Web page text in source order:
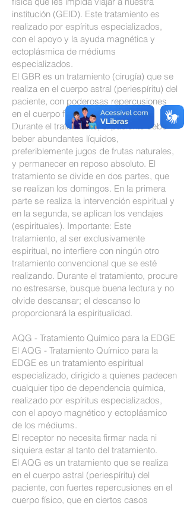
institución (GEID). Este tratamiento es
realizado por espíritus especializados,
con el apoyo y la ayuda magnética y
ectoplásmica de médiums
especializados.
El GBR es un tratamiento (cirugía) que se
realiza en el cuerpo astral (periespíritu) del
paciente, con poderosas repercusiones
en el cuerpo físico.
Durante el tratamiento, el paciente debe
beber abundantes líquidos,
preferiblemente jugos de frutas naturales,
y permanecer en reposo absoluto. El
tratamiento se divide en dos partes, que
se realizan los domingos. En la primera
parte se realiza la intervención espiritual y
en la segunda, se aplican los vendajes
(espirituales). Importante: Este
tratamiento, al ser exclusivamente
espiritual, no interfiere con ningún otro
tratamiento convencional que se esté
realizando. Durante el tratamiento, procure
no estresarse, busque buena lectura y no
olvide descansar; el descanso lo
proporcionará la espiritualidad.
AQG - Tratamiento Químico para la EDGE
El AQG - Tratamiento Químico para la
EDGE es un tratamiento espiritual
especializado, dirigido a quienes padecen
cualquier tipo de dependencia química,
realizado por espíritus especializados,
con el apoyo magnético y ectoplásmico
de los médiums.
El receptor no necesita firmar nada ni
siquiera estar al tanto del tratamiento.
El AQG es un tratamiento que se realiza
en el cuerpo astral (periespíritu) del
paciente, con fuertes repercusiones en el
cuerpo físico, que en ciertos casos